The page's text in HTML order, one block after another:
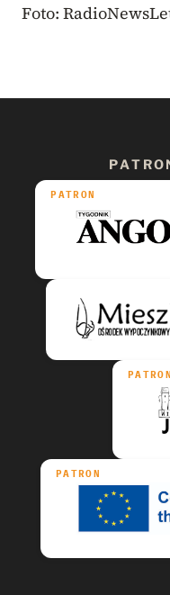
Foto:
PATRON
PATRON
PATRON